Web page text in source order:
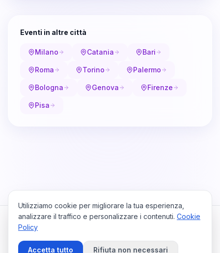
Eventi in altre città
Milano Catania Bari
Roma Torino Palermo
Bologna Genova Firenze
Pisa
HomeViaggiPrivacy PolicyCookie PolicyContattaci
Utilizziamo cookie per migliorare la tua esperienza,
analizzare il traffico e personalizzare i contenuti. Cookie
Policy
Accetta tutto Rifiuta non necessari